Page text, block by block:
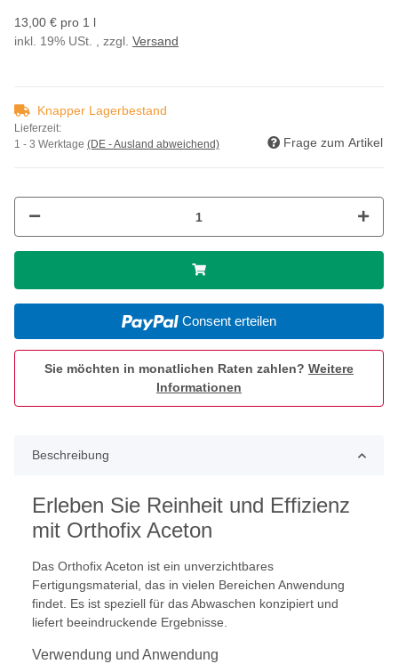
13,00 € pro 1 l
inkl. 19% USt. , zzgl. Versand
Knapper Lagerbestand
Lieferzeit:
1 - 3 Werktage (DE - Ausland abweichend) Frage zum Artikel
Consent erteilen
Sie möchten in monatlichen Raten zahlen? Weitere
Informationen
Beschreibung
Erleben Sie Reinheit und Effizienz
mit Orthofix Aceton
Das Orthofix Aceton ist ein unverzichtbares
Fertigungsmaterial, das in vielen Bereichen Anwendung
findet. Es ist speziell für das Abwaschen konzipiert und
liefert beeindruckende Ergebnisse.
Verwendung und Anwendung